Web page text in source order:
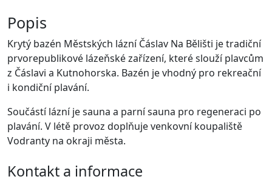
Popis
Krytý bazén Městských lázní Čáslav Na Bělišti je tradiční
prvorepublikové lázeňské zařízení, které slouží plavcům
z Čáslavi a Kutnohorska. Bazén je vhodný pro rekreační
i kondiční plavání.
Součástí lázní je sauna a parní sauna pro regeneraci po
plavání. V létě provoz doplňuje venkovní koupaliště
Vodranty na okraji města.
Kontakt a informace